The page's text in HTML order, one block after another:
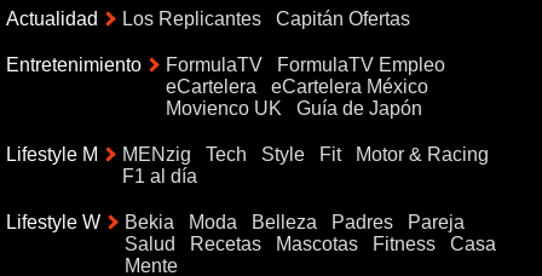
Actualidad Los Replicantes Capitán Ofertas
Entretenimiento FormulaTV
FormulaTV Empleo
eCartelera
eCartelera México
Movienco UK
Guía de Japón
Lifestyle M MENzig Tech Style Fit
Motor & Racing
F1 al día
Lifestyle W Bekia Moda Belleza Padres
Pareja
Salud
Recetas Mascotas Fitness
Casa
Mente